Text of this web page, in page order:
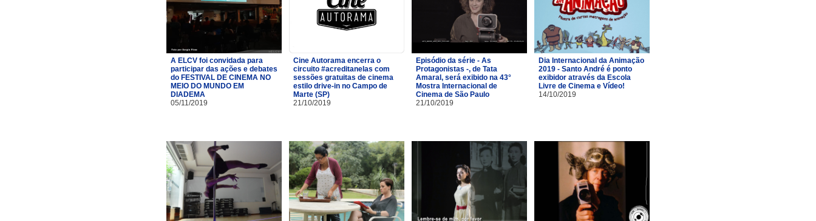
A ELCV foi convidada para
participar das ações e debates
do FESTIVAL DE CINEMA NO
MEIO DO MUNDO EM
DIADEMA
05/11/2019
Cine Autorama encerra o
circuito #acreditanelas com
sessões gratuitas de cinema
estilo drive-in no Campo de
Marte (SP)
21/10/2019
Episódio da série - As
Protagonistas -, de Tata
Amaral, será exibido na 43°
Mostra Internacional de
Cinema de São Paulo
21/10/2019
Dia Internacional da Animação
2019 - Santo André é ponto
exibidor através da Escola
Livre de Cinema e Vídeo!
14/10/2019